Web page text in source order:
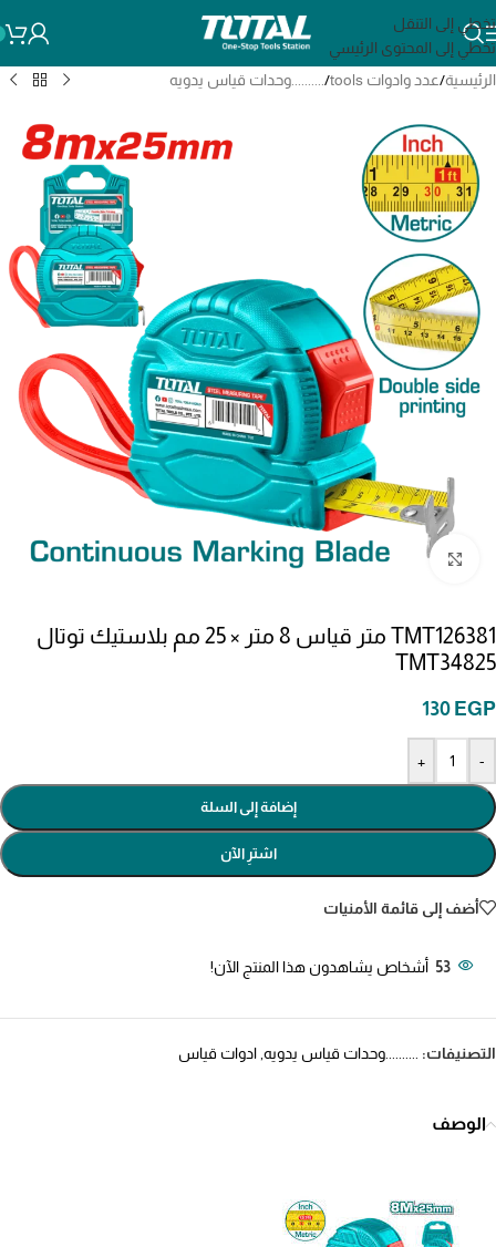
تخطي إلى التنقل
تخطي إلى المحتوى الرئيسي
الرئيسية/عدد وادوات tools / ..........وحدات قياس يدويه
انقر للتكبير
TMT126381 متر قياس 8 متر × 25 مم بلاستيك توتال
TMT34825
130 EGP
-
+
إضافة إلى السلة
اشترِ الآن
أضف إلى قائمة الأمنيات
53 أشخاص يشاهدون هذا المنتج الآن!
التصنيفات: ..........وحدات قياس يدويه ادوات قياس
الوصف